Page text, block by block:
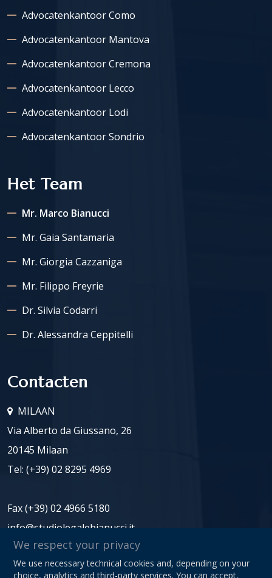
Advocatenkantoor Como
Advocatenkantoor Mantova
Advocatenkantoor Cremona
Advocatenkantoor Lecco
Advocatenkantoor Lodi
Advocatenkantoor Sondrio
Het Team
Mr. Marco Bianucci
Mr. Gaia Santamaria
Mr. Giorgia Cazzaniga
Mr. Filippo Freyrie
Dr. Silvia Codarri
Dr. Alessandra Ceppitelli
Contacten
MILAAN
Via Alberto da Giussano, 26
20145 Milaan
Tel: (+39) 02 8295 4969
Fax (+39) 02 4966 5180
info@studiolegalebianucci.it
BTW-nummer: 08125620966
We respect your privacy
We use necessary technical cookies and, depending on your
choice, analytics and third-party services. You can accept,